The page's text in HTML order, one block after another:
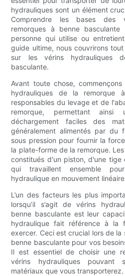
hydrauliques sont un élément
Comprendre les bases des
remorques à benne
personne qui utilise ou
guide ultime, nous couvrirons
sur les vérins hydrauliques
basculante.
Avant toute chose,
hydrauliques de la remorque
responsables du levage et de
remorque, permettant
déchargement faciles des
généralement alimentés par du
sous pression pour fournir la
la plate-forme de la remorque.
constitués d'un piston, d'une
qui travaillent ensemble
hydraulique en mouvement
L’un des facteurs les plus
lorsqu’il s’agit de vérins
benne basculante est leur
hydraulique fait référence à la
exercer. Ceci est crucial lors de la
benne basculante pour vos
Il est essentiel de choisir une
vérins hydrauliques
matériaux que vous transporterez.